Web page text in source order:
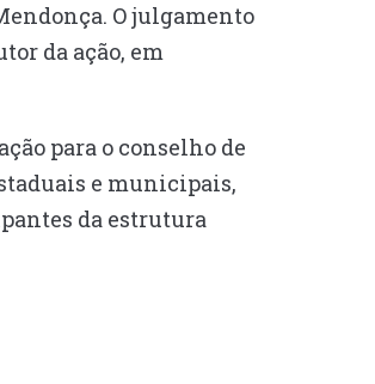
O julgamento
da ação, em
para o conselho de
e municipais,
da estrutura